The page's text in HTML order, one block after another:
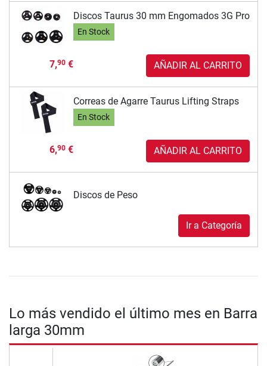
Discos Taurus 30 mm Engomados 3G Pro
En Stock
7,90€ AÑADIR AL CARRITO
Correas de Agarre Taurus Lifting Straps
En Stock
6,90€ AÑADIR AL CARRITO
Discos de Peso
Ir a Categoría
Lo más vendido el último mes en Barra
larga 30mm